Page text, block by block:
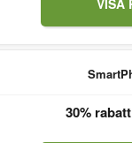
VISA
30%